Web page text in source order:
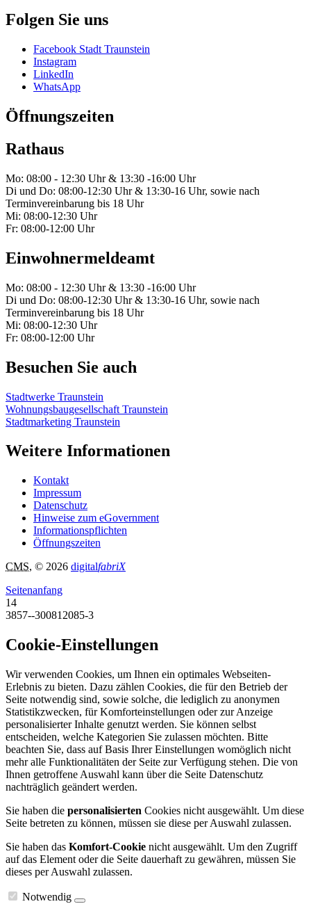
Folgen Sie uns
Facebook Stadt Traunstein
Instagram
LinkedIn
WhatsApp
Öffnungszeiten
Rathaus
Mo: 08:00 - 12:30 Uhr & 13:30 -16:00 Uhr
Di und Do: 08:00-12:30 Uhr & 13:30-16 Uhr, sowie nach
Terminvereinbarung bis 18 Uhr
Mi: 08:00-12:30 Uhr
Fr: 08:00-12:00 Uhr
Einwohnermeldeamt
Mo: 08:00 - 12:30 Uhr & 13:30 -16:00 Uhr
Di und Do: 08:00-12:30 Uhr & 13:30-16 Uhr, sowie nach
Terminvereinbarung bis 18 Uhr
Mi: 08:00-12:30 Uhr
Fr: 08:00-12:00 Uhr
Besuchen Sie auch
Stadtwerke Traunstein
Wohnungsbaugesellschaft Traunstein
Stadtmarketing Traunstein
Weitere Informationen
Kontakt
Impressum
Datenschutz
Hinweise zum eGovernment
Informationspflichten
Öffnungszeiten
CMS, © 2026 digitalfabriX
Seitenanfang
14
3857--300812085-3
Cookie-Einstellungen
Wir verwenden Cookies, um Ihnen ein optimales Webseiten-
Erlebnis zu bieten. Dazu zählen Cookies, die für den Betrieb der
Seite notwendig sind, sowie solche, die lediglich zu anonymen
Statistikzwecken, für Komforteinstellungen oder zur Anzeige
personalisierter Inhalte genutzt werden. Sie können selbst
entscheiden, welche Kategorien Sie zulassen möchten. Bitte
beachten Sie, dass auf Basis Ihrer Einstellungen womöglich nicht
mehr alle Funktionalitäten der Seite zur Verfügung stehen. Die von
Ihnen getroffene Auswahl kann über die Seite Datenschutz
nachträglich geändert werden.
Sie haben die personalisierten Cookies nicht ausgewählt. Um diese
Seite betreten zu können, müssen sie diese per Auswahl zulassen.
Sie haben das Komfort-Cookie nicht ausgewählt. Um den Zugriff
auf das Element oder die Seite dauerhaft zu gewähren, müssen Sie
dieses per Auswahl zulassen.
Notwendig